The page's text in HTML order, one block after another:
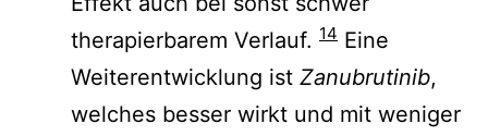
therapierbarem Verlauf. 14 Eine
Weiterentwicklung ist Zanubrutinib,
welches besser wirkt und mit weniger